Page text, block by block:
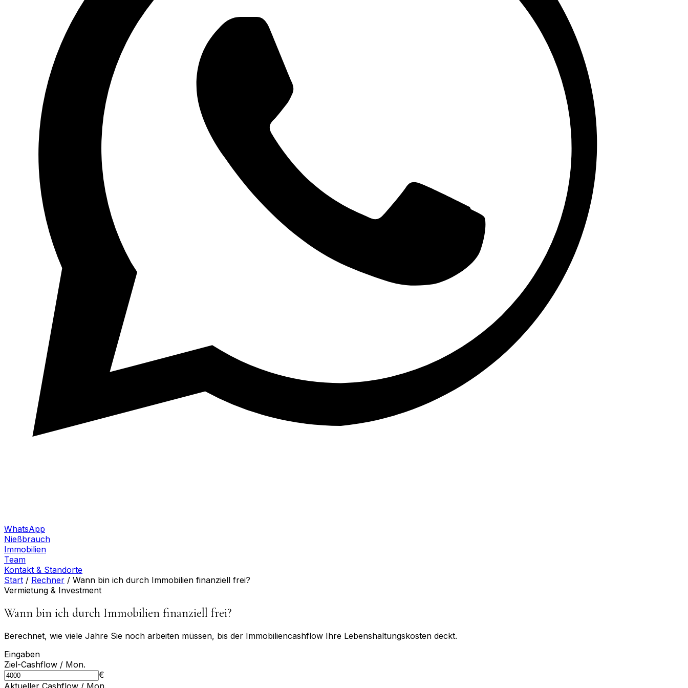
WhatsApp
Nießbrauch
Immobilien
Team
Kontakt & Standorte
Start / Rechner / Wann bin ich durch Immobilien finanziell frei?
Vermietung & Investment
Wann bin ich durch Immobilien finanziell frei?
Berechnet, wie viele Jahre Sie noch arbeiten müssen, bis der Immobilien­cashflow Ihre Lebenshaltungs­kosten deckt.
Eingaben
Ziel-Cashflow / Mon.
€
Aktueller Cashflow / Mon.